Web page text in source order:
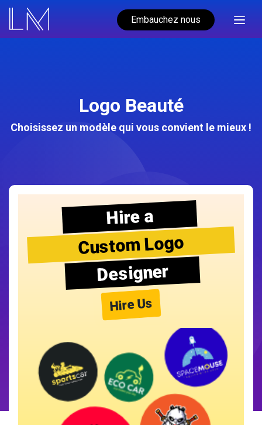
Embauchez nous
Logo Beauté
Choisissez un modèle qui vous convient le mieux !
Hire a
Custom Logo
Designer
Hire Us